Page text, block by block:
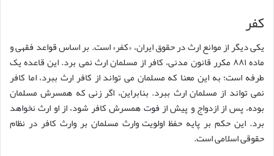
کفر
یکی دیگر از موانع ارث در حقوق ایران، «کفر» است. بر اساس قواعد فقهی و
ماده ۸۸۱ مکرر قانون مدنی، کافر از مسلمان ارث نمی برد. این قاعده یک
طرفه است؛ به این معنا که مسلمان می تواند از کافر ارث ببرد، اما کافر
نمی تواند از مسلمان ارث ببرد. بنابراین، اگر زنی که همسرش مسلمان
بوده، پس از ازدواج و پیش از فوت همسرش کافر شود، از او ارث نخواهد
برد. این حکم بر پایه حفظ اولویت وارث مسلمان بر وارث کافر در نظام
حقوقی اسلامی است.